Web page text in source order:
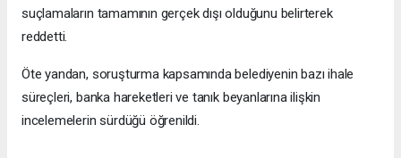
suçlamaların tamamının gerçek dışı olduğunu belirterek
reddetti.
Öte yandan, soruşturma kapsamında belediyenin bazı ihale
süreçleri, banka hareketleri ve tanık beyanlarına ilişkin
incelemelerin sürdüğü öğrenildi.